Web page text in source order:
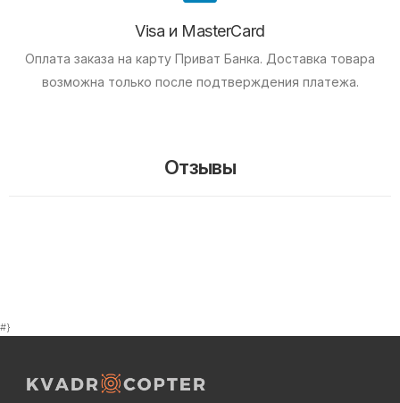
Visa и MasterCard
Оплата заказа на карту Приват Банка. Доставка товара
возможна только после подтверждения платежа.
Отзывы
#}